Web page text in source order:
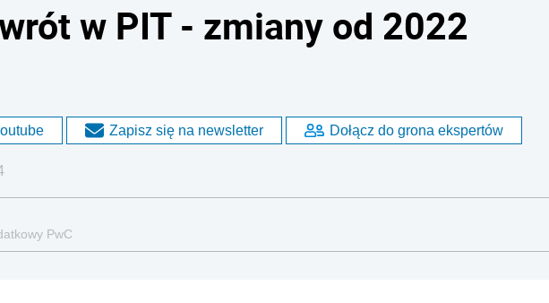
w PIT - zmiany od 2022
Zapisz się na newsletter Dołącz do grona ekspertów
PwC